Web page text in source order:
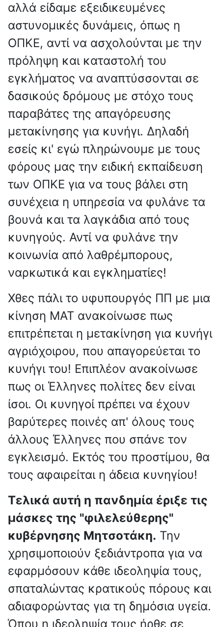
αλλά είδαμε εξειδικευμένες
αστυνομικές δυνάμεις, όπως η
ΟΠΚΕ, αντί να ασχολούνται με την
πρόληψη και καταστολή του
εγκλήματος να αναπτύσσονται σε
δασικούς δρόμους με στόχο τους
παραβάτες της απαγόρευσης
μετακίνησης για κυνήγι. Δηλαδή
εσείς κι' εγώ πληρώνουμε με τους
φόρους μας την ειδική εκπαίδευση
των ΟΠΚΕ για να τους βάλει στη
συνέχεια η υπηρεσία να φυλάνε τα
βουνά και τα λαγκάδια από τους
κυνηγούς. Αντί να φυλάνε την
κοινωνία από λαθρέμπορους,
ναρκωτικά και εγκληματίες!
Χθες πάλι το υφυπουργός ΠΠ με μια
κίνηση ΜΑΤ ανακοίνωσε πως
επιτρέπεται η μετακίνηση για κυνήγι
αγριόχοιρου, που απαγορεύεται το
κυνήγι του! Επιπλέον ανακοίνωσε
πως οι Έλληνες πολίτες δεν είναι
ίσοι. Οι κυνηγοί πρέπει να έχουν
βαρύτερες ποινές απ' όλους τους
άλλους Έλληνες που σπάνε τον
εγκλεισμό. Εκτός του προστίμου, θα
τους αφαιρείται η άδεια κυνηγίου!
Τελικά αυτή η πανδημία έριξε τις
μάσκες της "φιλελεύθερης"
κυβέρνησης Μητσοτάκη. Την
χρησιμοποιούν ξεδιάντροπα για να
εφαρμόσουν κάθε ιδεοληψία τους,
σπαταλώντας κρατικούς πόρους και
αδιαφορώντας για τη δημόσια υγεία.
Όπου η ιδεοληψία τους ήρθε σε